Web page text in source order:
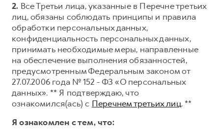
2. Все Третьи лица, указанные в Перечне третьих
лиц, обязаны соблюдать принципы и правила
обработки персональных данных,
конфиденциальность персональных данных,
принимать необходимые меры, направленные
на обеспечение выполнения обязанностей,
предусмотренным Федеральным законом от
27.07.2006 года № 152 - ФЗ «О персональных
данных». ** Я подтверждаю, что
ознакомился(ась) с Перечнем третьих лиц. **
Я ознакомлен с тем, что: